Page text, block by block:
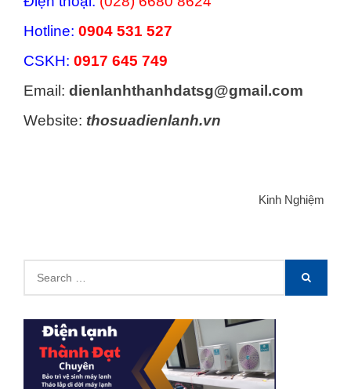
Hotline: 0904 531 527
CSKH: 0917 645 749
Email: dienlanhthanhdatsg@gmail.com
Website: thosuadienlanh.vn
Kinh Nghiệm
for:
SEARCH